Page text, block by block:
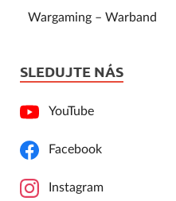
Wargaming – Warband
SLEDUJTE NÁS
YouTube
Facebook
Instagram